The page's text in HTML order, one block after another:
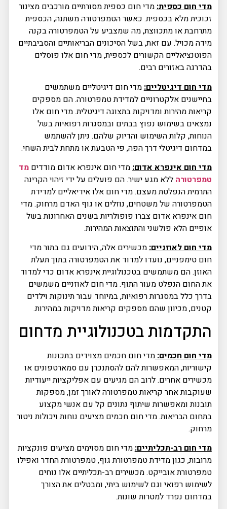
מדי חום כספית:מדי חום כספית מסורתיים מורכבים מצינור
זכוכית מלא בכספית. כאשר הטמפרטורה משתנה, הכספית
מתרחבת או מתכווצת, מה שמצביע על הטמפרטורה בקנה
מידה מכויל. עם זאת, בשל הסיכונים הבריאותיים והסביבתיים
הפוטנציאליים הקשורים לכספית, מדי חום אלו פוסלים
בהדרגה באזורים רבים.
מדי חום דיגיטליים: מדי חום דיגיטליים משתמשים
בחיישנים אלקטרוניים למדידת טמפרטורה. הם מספקים
קריאות מהירות ומדויקות בתצוגה דיגיטלית. מדי חום אלו
נמצאים בשימוש נפוץ בבתים ובמסגרות רפואיות בשל
הנוחות, קלות השימוש והדיוק שלהם. ניתן להשתמש
במדחום דיגיטלי דרך הפה, פי הטבעת או מתחת לבית השחי.
מדי חום אינפרא אדום:מדי חום אינפרא אדום מודדיםמד
טמפרטורה ללא מגע ישיר. הם פועלים על ידי זיהוי הקרינה
התרמית הנפלטת מעצם. מדי חום אלו אידיאליים למדידת
הטמפרטורה של משטחים, נוזלים או גוף האדם מרחוק. מדי
חום אינפרא אדום צברו פופולריות בשנים האחרונות בשל
אופיים הלא פולשני והתוצאות המהירות.
מדי חום לאוזניים:מכשירים אלה, הידועים גם בתור מדי
חום טימפניים, נועדו למדוד את הטמפרטורה בתוך תעלת
האוזן. הם משתמשים בטכנולוגיית אינפרא אדום כדי למדוד
את החום הנפלט מעור התוף. מדי חום לאוזניים משמשים
בדרך כלל במסגרות רפואיות, במיוחד עבור תינוקות וילדים
קטנים, מכיוון שהם מספקים קריאות מדויקות במהירות.
התקדמות בטכנולוגיית מדחום
מדי חום חכמים:מדי חום חכמים מצוידים בתכונות
קישוריות, המאפשרות להם להסתנכרן עם סמארטפונים או
מכשירים אחרים. לרוב הם מגיעים עם אפליקציות ייעודיות
שעוקבות אחר קריאות טמפרטורה לאורך זמן, מספקות
תובנות ומאפשרות שיתוף נתונים קל עם אנשי מקצוע
בתחום הבריאות. מדי חום חכמים מציעים נוחות ויכולות ניטור
מרחוק.
מדי חום רב-תכליתיים:מדי חום מסוימים מציעים פונקציות
מרובות, כגון מדידת טמפרטורת גוף, טמפרטורת החדר ואפילו
טמפרטורת אובייקט. מכשירים רב-תכליתיים אלו נוחים
לשימוש רפואי וגם לשימוש ביתי, ומבטלים את הצורך
במדחום נפרד למטרות שונות.